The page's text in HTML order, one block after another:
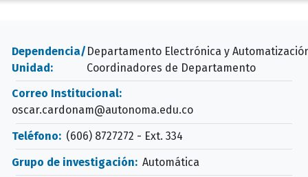
Dependencia/
Unidad:
Departamento Electrónica y
Coordinadores de Departamento
Correo Institucional:
oscar.cardonam@autonoma.edu.co
Teléfono: (606) 8727272 - Ext. 334
Grupo de investigación: Automática